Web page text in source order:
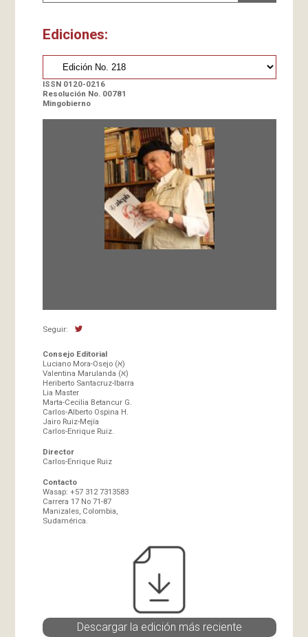
Ediciones:
ISSN 0120-0216
Resolución No. 00781
Mingobierno
Seguir:
Consejo Editorial
Luciano Mora-Osejo (א)
Valentina Marulanda (א)
Heriberto Santacruz-Ibarra
Lia Master
Marta-Cecilia Betancur G.
Carlos-Alberto Ospina H.
Jairo Ruiz-Mejía
Carlos-Enrique Ruiz.
Director
Carlos-Enrique Ruiz
Contacto
Wasap: +57 312 7313583
Carrera 17 No 71-87
Manizales, Colombia,
Sudamérica.
Descargar la edición más reciente